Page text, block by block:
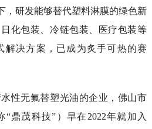
，研发能够替代塑料淋膜的绿色新
化包装、冷链包装、医疗包装等
解决方案，已成为炙手可热的赛
性无氟替塑光油的企业，佛山市
鼎茂科技”）早在2022年就加入